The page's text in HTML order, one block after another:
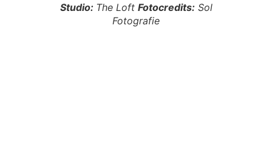
Studio: The Loft Fotocredits: Sol
Fotografie